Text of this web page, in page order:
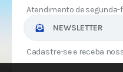
Atendimento de segunda-
NEWSLETTER
Cadastre-se e receba